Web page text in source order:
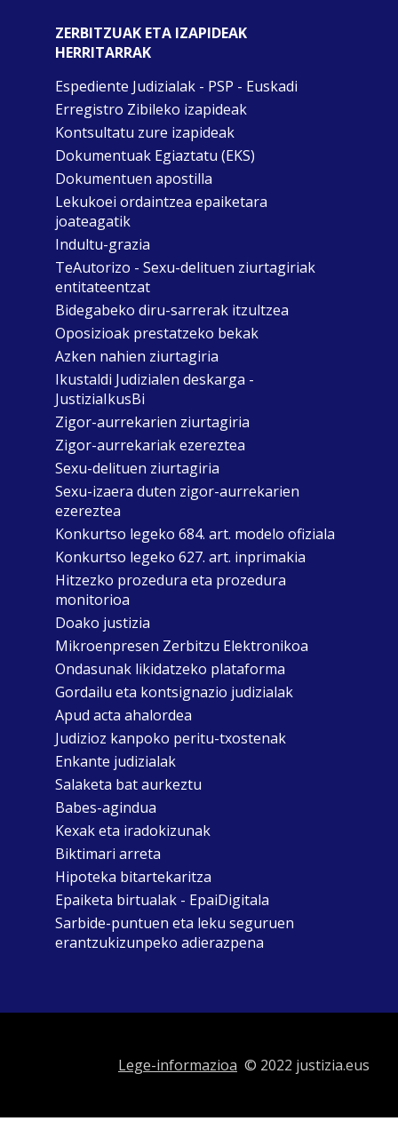
ZERBITZUAK ETA IZAPIDEAK
HERRITARRAK
Espediente Judizialak - PSP - Euskadi
Erregistro Zibileko izapideak
Kontsultatu zure izapideak
Dokumentuak Egiaztatu (EKS)
Dokumentuen apostilla
Lekukoei ordaintzea epaiketara
joateagatik
Indultu-grazia
TeAutorizo - Sexu-delituen ziurtagiriak
entitateentzat
Bidegabeko diru-sarrerak itzultzea
Oposizioak prestatzeko bekak
Azken nahien ziurtagiria
Ikustaldi Judizialen deskarga -
JustiziaIkusBi
Zigor-aurrekarien ziurtagiria
Zigor-aurrekariak ezereztea
Sexu-delituen ziurtagiria
Sexu-izaera duten zigor-aurrekarien
ezereztea
Konkurtso legeko 684. art. modelo ofiziala
Konkurtso legeko 627. art. inprimakia
Hitzezko prozedura eta prozedura
monitorioa
Doako justizia
Mikroenpresen Zerbitzu Elektronikoa
Ondasunak likidatzeko plataforma
Gordailu eta kontsignazio judizialak
Apud acta ahalordea
Judizioz kanpoko peritu-txostenak
Enkante judizialak
Salaketa bat aurkeztu
Babes-agindua
Kexak eta iradokizunak
Biktimari arreta
Hipoteka bitartekaritza
Epaiketa birtualak - EpaiDigitala
Sarbide-puntuen eta leku seguruen
erantzukizunpeko adierazpena
Lege-informazioa © 2022 justizia.eus